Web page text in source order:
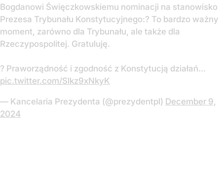
Bogdanowi Święczkowskiemu nominacji na stanowisko
Prezesa Trybunału Konstytucyjnego:? To bardzo ważny
moment, zarówno dla Trybunału, ale także dla
Rzeczypospolitej. Gratuluję.
? Praworządność i zgodność z Konstytucją działań…
pic.twitter.com/Slkz9xNkyK
— Kancelaria Prezydenta (@prezydentpl) December 9,
2024